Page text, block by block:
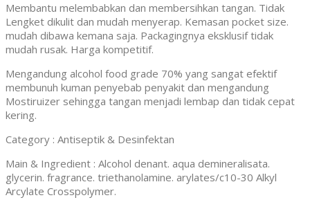
Membantu melembabkan dan membersihkan tangan. Tidak
Lengket dikulit dan mudah menyerap. Kemasan pocket size.
mudah dibawa kemana saja. Packagingnya eksklusif tidak
mudah rusak. Harga kompetitif.
Mengandung alcohol food grade 70% yang sangat efektif
membunuh kuman penyebab penyakit dan mengandung
Mostiruizer sehingga tangan menjadi lembap dan tidak cepat
kering.
Category : Antiseptik & Desinfektan
Main & Ingredient : Alcohol denant. aqua demineralisata.
glycerin. fragrance. triethanolamine. arylates/c10-30 Alkyl
Arcylate Crosspolymer.